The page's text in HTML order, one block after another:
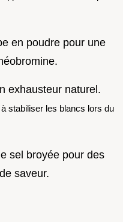
en poudre pour une
exhausteur naturel.
à stabiliser les blancs lors du
sel broyée pour des
saveur.